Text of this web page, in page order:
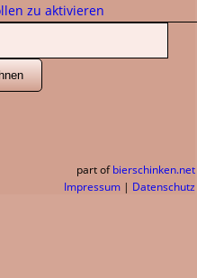
part of bierschinken.net
Impressum | Datenschutz